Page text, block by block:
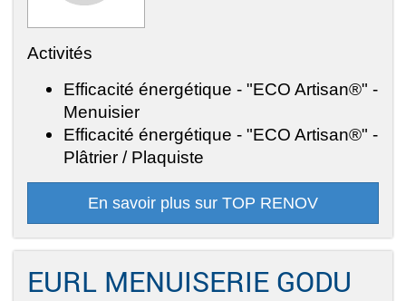
Activités
Efficacité énergétique - "ECO Artisan®" -
Menuisier
Efficacité énergétique - "ECO Artisan®" -
Plâtrier / Plaquiste
En savoir plus sur TOP RENOV
EURL MENUISERIE GODU